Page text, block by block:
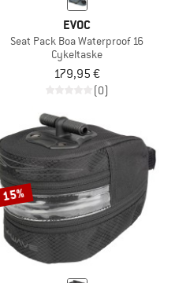
EVOC
Seat Pack Boa Waterproof 16
Cykeltaske
179,95 €
(0)
15%